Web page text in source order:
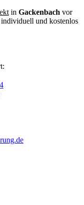
in Gackenbach vor
und kostenlos